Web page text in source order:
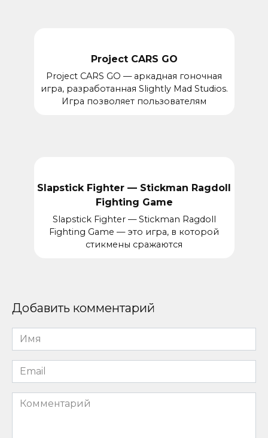
Project CARS GO
Project CARS GO — аркадная гоночная
игра, разработанная Slightly Mad Studios.
Игра позволяет пользователям
Slapstick Fighter — Stickman Ragdoll
Fighting Game
Slapstick Fighter — Stickman Ragdoll
Fighting Game — это игра, в которой
стикмены сражаются
Добавить комментарий
Имя
*
Email
*
Комментарий